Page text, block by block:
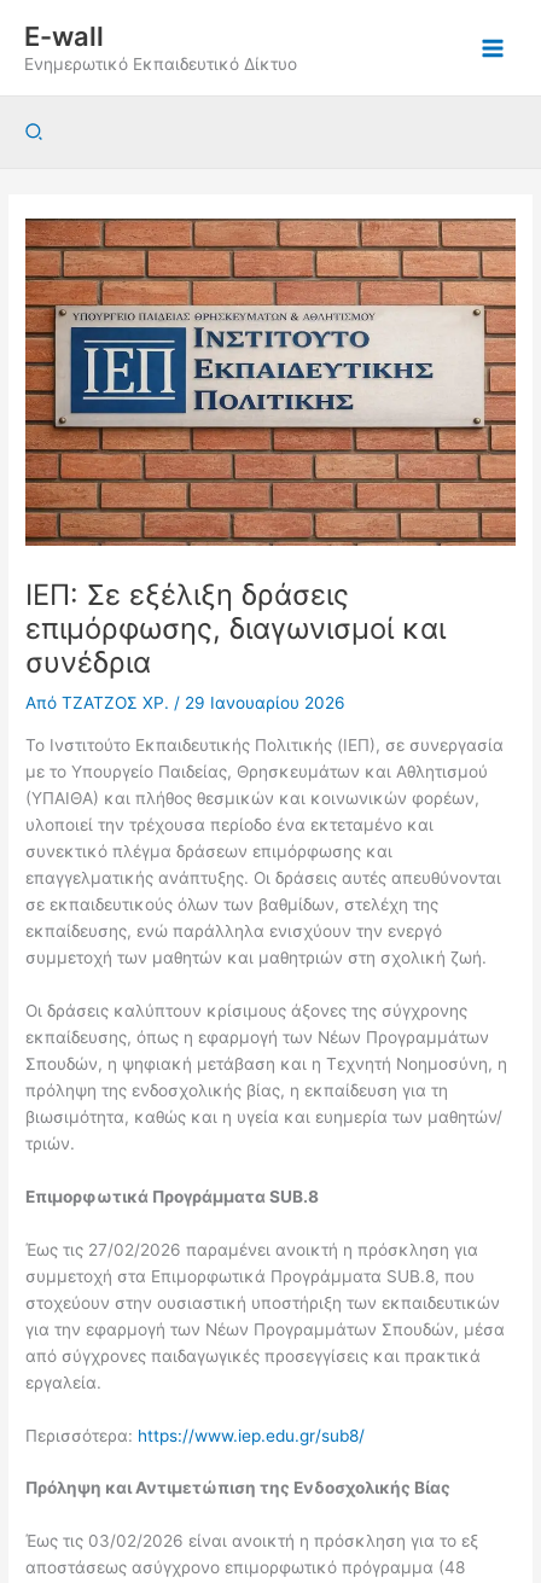
περιεχόμενο
E-wall
Ενημερωτικό Εκπαιδευτικό Δίκτυο
Αναζήτηση
ΙΕΠ: Σε εξέλιξη δράσεις
επιμόρφωσης, διαγωνισμοί και
συνέδρια
ΑπόΤΖΑΤΖΟΣ ΧΡ./ 29 Ιανουαρίου 2026
Το Ινστιτούτο Εκπαιδευτικής Πολιτικής (ΙΕΠ), σε συνεργασία
με το Υπουργείο Παιδείας, Θρησκευμάτων και Αθλητισμού
(ΥΠΑΙΘΑ) και πλήθος θεσμικών και κοινωνικών φορέων,
υλοποιεί την τρέχουσα περίοδο ένα εκτεταμένο και
συνεκτικό πλέγμα δράσεων επιμόρφωσης και
επαγγελματικής ανάπτυξης. Οι δράσεις αυτές απευθύνονται
σε εκπαιδευτικούς όλων των βαθμίδων, στελέχη της
εκπαίδευσης, ενώ παράλληλα ενισχύουν την ενεργό
συμμετοχή των μαθητών και μαθητριών στη σχολική ζωή.
Οι δράσεις καλύπτουν κρίσιμους άξονες της σύγχρονης
εκπαίδευσης, όπως η εφαρμογή των Νέων Προγραμμάτων
Σπουδών, η ψηφιακή μετάβαση και η Τεχνητή Νοημοσύνη, η
πρόληψη της ενδοσχολικής βίας, η εκπαίδευση για τη
βιωσιμότητα, καθώς και η υγεία και ευημερία των μαθητών/
τριών.
Επιμορφωτικά Προγράμματα SUB.8
Έως τις 27/02/2026 παραμένει ανοικτή η πρόσκληση για
συμμετοχή στα Επιμορφωτικά Προγράμματα SUB.8, που
στοχεύουν στην ουσιαστική υποστήριξη των εκπαιδευτικών
για την εφαρμογή των Νέων Προγραμμάτων Σπουδών, μέσα
από σύγχρονες παιδαγωγικές προσεγγίσεις και πρακτικά
εργαλεία.
Περισσότερα: https://www.iep.edu.gr/sub8/
Πρόληψη και Αντιμετώπιση της Ενδοσχολικής Βίας
Έως τις 03/02/2026 είναι ανοικτή η πρόσκληση για το εξ
αποστάσεως ασύγχρονο επιμορφωτικό πρόγραμμα (48